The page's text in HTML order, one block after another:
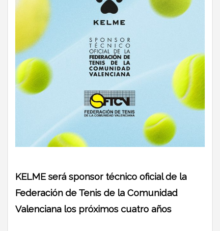
KELME será sponsor técnico oficial de la
Federación de Tenis de la Comunidad
Valenciana los próximos cuatro años